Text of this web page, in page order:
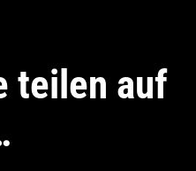
teilen auf